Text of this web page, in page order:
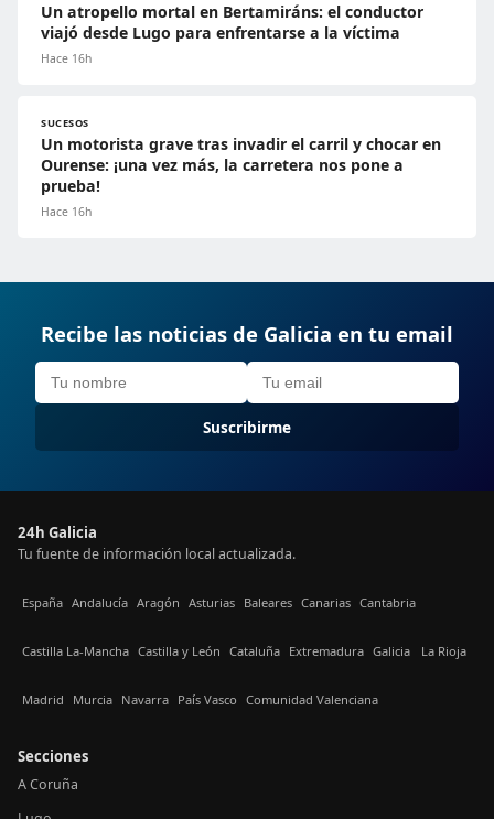
Un atropello mortal en Bertamiráns: el conductor
viajó desde Lugo para enfrentarse a la víctima
Hace 16h
SUCESOS
Un motorista grave tras invadir el carril y chocar en
Ourense: ¡una vez más, la carretera nos pone a
prueba!
Hace 16h
Recibe las noticias de Galicia en tu email
Suscribirme
24h Galicia
Tu fuente de información local actualizada.
España Andalucía Aragón Asturias Baleares Canarias Cantabria
Castilla La-Mancha Castilla y León Cataluña Extremadura Galicia La Rioja
Madrid Murcia Navarra País Vasco Comunidad Valenciana
Secciones
A Coruña